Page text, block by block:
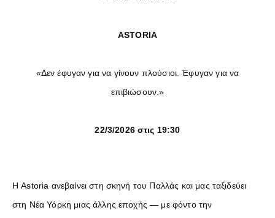
ASTORIA
«Δεν έφυγαν για να γίνουν πλούσιοι. Έφυγαν για να
επιβιώσουν.»
22/3/2026 στις 19:30
Η Astoria ανεβαίνει στη σκηνή του Παλλάς και μας ταξιδεύει
στη Νέα Υόρκη μιας άλλης εποχής — με φόντο την